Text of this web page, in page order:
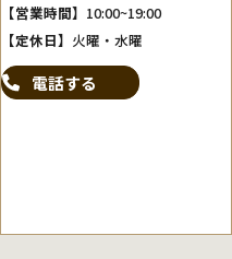
【営業時間】 10:00~19:00
【定休日】 火曜・水曜
電話する